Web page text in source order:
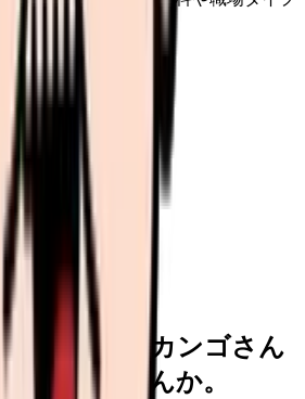
も表示。
は？
安
い
囲気
しいなら、カンゴさん
てみませんか。